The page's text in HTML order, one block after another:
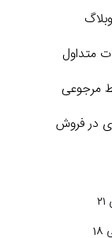
وبلاگ
متداول
مرجوعی
در فروش